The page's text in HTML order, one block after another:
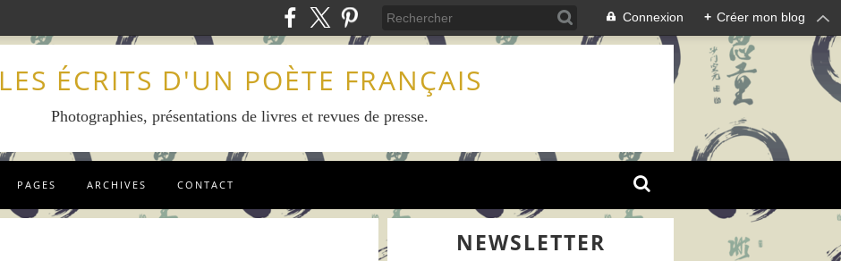
Connexion + Créer mon blog
LES ÉCRITS D'UN POÈTE FRANÇAIS
Photographies, présentations de livres et revues de presse.
PAGES ARCHIVES CONTACT
NEWSLETTER